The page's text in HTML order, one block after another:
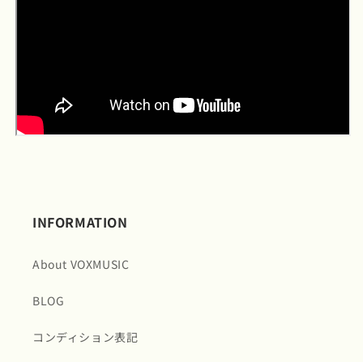
INFORMATION
About VOXMUSIC
BLOG
コンディション表記